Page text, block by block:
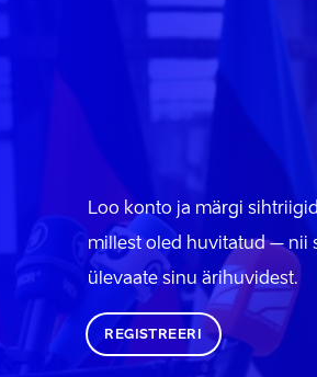
Loo konto ja märgi
millest oled huvitatud – nii
ülevaate sinu ärihuvidest.
REGISTREERI